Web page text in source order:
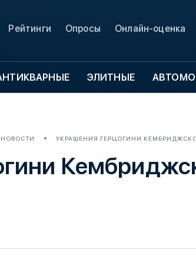
Рейтинги Опросы Онлайн-оценка
ЭЛИТНЫЕ
НОВОСТИ УКРАШЕНИЯ ГЕРЦОГИНИ